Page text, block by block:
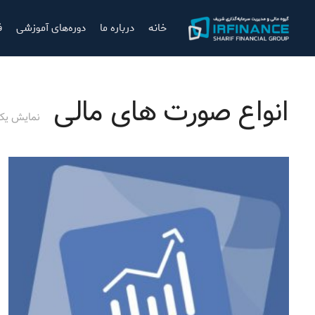
خانه درباره ما دوره‌های آموزشی
انواع صورت های مالی نمایش